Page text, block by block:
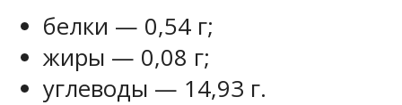
белки — 0,54 г;
жиры — 0,08 г;
углеводы — 14,93 г.